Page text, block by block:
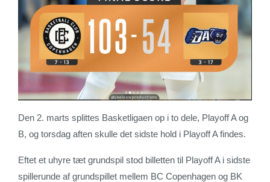
Den 2. marts splittes Basketligaen op i to dele, Playoff A og
B, og torsdag aften skulle det sidste hold i Playoff A findes.
Eftet et uhyre tæt grundspil stod billetten til Playoff A i sidste
spillerunde af grundspillet mellem BC Copenhagen og BK